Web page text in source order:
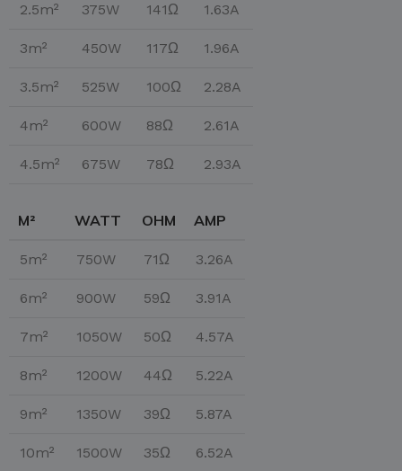
2.5m² 375W 141Ω 1.63A
3m² 450W 117Ω 1.96A
3.5m² 525W 100Ω 2.28A
4m² 600W 88Ω 2.61A
4.5m² 675W 78Ω 2.93A
M² WATT OHM AMP
5m² 750W 71Ω 3.26A
6m² 900W 59Ω 3.91A
7m² 1050W 50Ω 4.57A
8m² 1200W 44Ω 5.22A
9m² 1350W 39Ω 5.87A
10m² 1500W 35Ω 6.52A